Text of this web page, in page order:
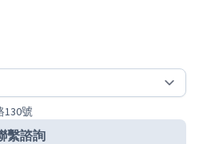
130號
繫諮詢